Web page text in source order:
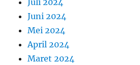
Juli 2024
Juni 2024
Mei 2024
April 2024
Maret 2024